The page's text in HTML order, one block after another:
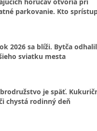
parkovanie. Kto
2026 sa blíži. Bytča
sviatku mesta
je späť.
chystá rodinný deň